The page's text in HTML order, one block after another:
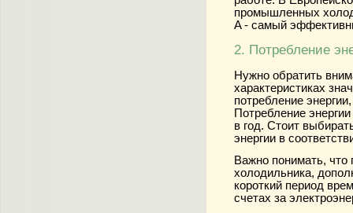
промышленных
A - самый
2. Потребление
Нужно обратить
характеристиках
потребление
Потребление
в год. Стоит
энергии в
Важно понимать, что
холодильника,
короткий период
счетах за